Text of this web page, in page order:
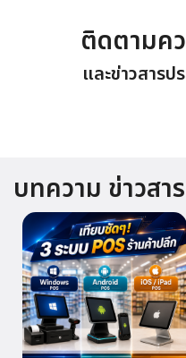
ติดตามค
และข่าวสารป
บทความ ข่าวสา